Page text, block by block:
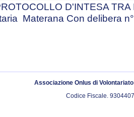
D'INTESA
Materana Con delibera
Associazione Onlus di
Codice Fiscale.